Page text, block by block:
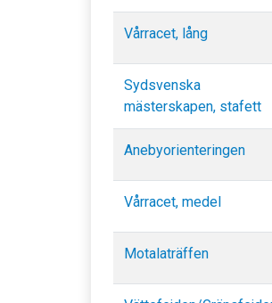
Vårracet, lång
Sydsvenska
mästerskapen, stafett
Anebyorienteringen
Vårracet, medel
Motalaträffen